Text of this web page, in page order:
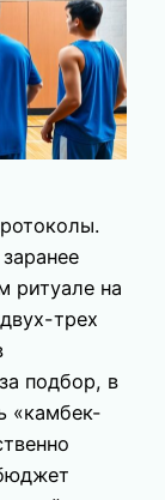
ритуале на
трех
подбор, в
«камбек-